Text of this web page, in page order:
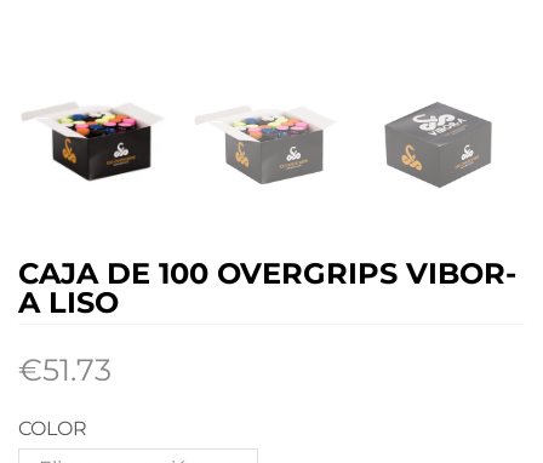
CAJA DE 100 OVERGRIPS VIBOR-
A LISO
€51.73
COLOR